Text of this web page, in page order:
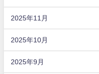
2025年11月
2025年10月
2025年9月